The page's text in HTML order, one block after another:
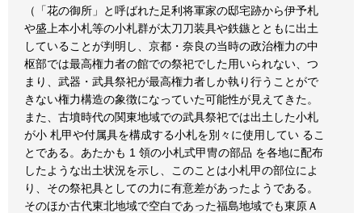
（「花の御所」と呼ばれた足利将軍家の邸宅跡から伊予札
や盛上本小札等の小札群が太刀刀装具や鉄鏃とともに出土
していることが判明し、京都・奈良の当時の政治権力の中
枢部では最高権力者の館での祭祀でした用いられない、つ
まり、武器・武具祭祀が最高権力者しか執り行うことがで
きない権力構造の象徴になっていた可能性が見えてきた。
また、古墳時代の関東地域での武具祭祀では出土した小札
が小 札甲や付属具を構成する小札を別々に使用してい るこ
とである。あたかも 1 領の小札式甲冑の部品 を各地に配布
したような出土状況を示し、このことは小札甲の部位によ
り、その祭祀具としての力に有意差があったようである。
そのほか古代東北地域で空白であった福島地域でも東原Ａ